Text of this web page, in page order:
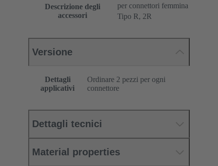
Descrizione degli
accessori
per connettori femmina
Tipo R, 2R
Versione
Dettagli
applicativi
Ordinare 2 pezzi per ogni
connettore
Dettagli tecnici
Material properties